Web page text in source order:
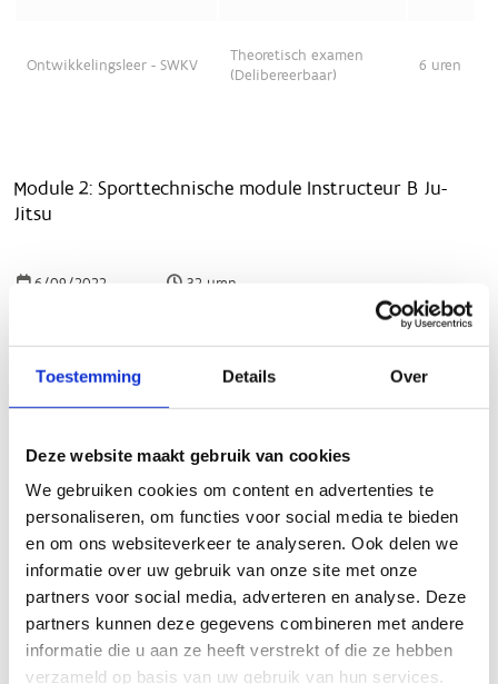
Toestemming Details Over
Deze website maakt gebruik van cookies
We gebruiken cookies om content en advertenties te
personaliseren, om functies voor social media te bieden
en om ons websiteverkeer te analyseren. Ook delen we
informatie over uw gebruik van onze site met onze
partners voor social media, adverteren en analyse. Deze
partners kunnen deze gegevens combineren met andere
informatie die u aan ze heeft verstrekt of die ze hebben
verzameld op basis van uw gebruik van hun services.